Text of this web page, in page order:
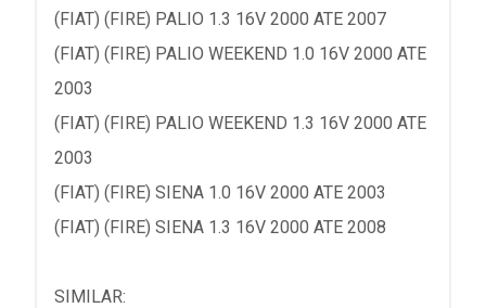
(FIAT) (FIRE) PALIO 1.3 16V 2000 ATE 2007
(FIAT) (FIRE) PALIO WEEKEND 1.0 16V 2000 ATE
2003
(FIAT) (FIRE) PALIO WEEKEND 1.3 16V 2000 ATE
2003
(FIAT) (FIRE) SIENA 1.0 16V 2000 ATE 2003
(FIAT) (FIRE) SIENA 1.3 16V 2000 ATE 2008
SIMILAR: